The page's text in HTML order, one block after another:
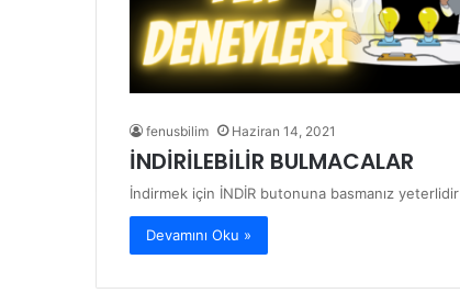
fenusbilim Haziran 14, 2021
İNDİRİLEBİLİR BULMACALAR
İndirmek için İNDİR butonuna basmanız yeterlidir
Devamını Oku »